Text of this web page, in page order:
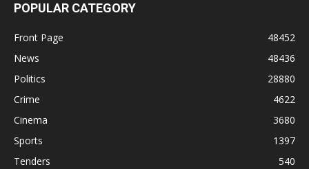
POPULAR CATEGORY
Front Page
48452
News
48436
Politics
28880
Crime
4622
Cinema
3680
Sports
1397
Tenders
540